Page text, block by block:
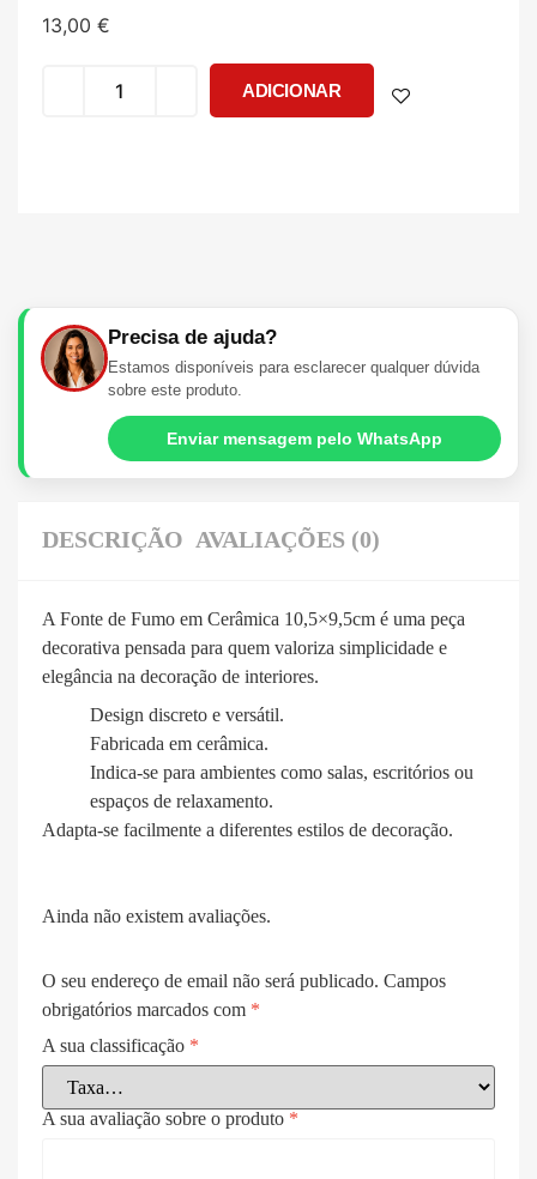
13,00 €
ADICIONAR
Precisa de ajuda?
Estamos disponíveis para esclarecer qualquer dúvida
sobre este produto.
Enviar mensagem pelo WhatsApp
DESCRIÇÃO AVALIAÇÕES (0)
A Fonte de Fumo em Cerâmica 10,5×9,5cm é uma peça
decorativa pensada para quem valoriza simplicidade e
elegância na decoração de interiores.
Design discreto e versátil.
Fabricada em cerâmica.
Indica-se para ambientes como salas, escritórios ou
espaços de relaxamento.
Adapta-se facilmente a diferentes estilos de decoração.
Ainda não existem avaliações.
O seu endereço de email não será publicado. Campos
obrigatórios marcados com *
A sua classificação *
A sua avaliação sobre o produto *